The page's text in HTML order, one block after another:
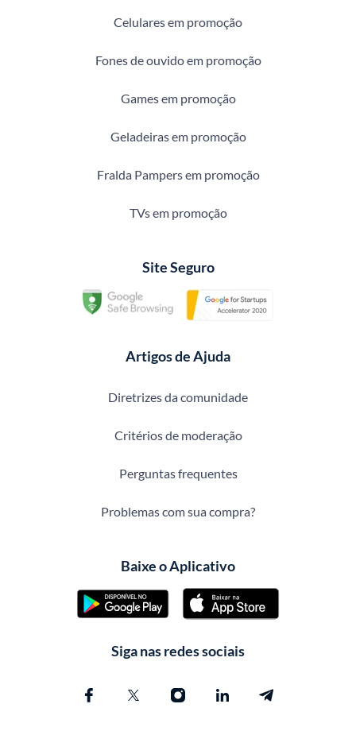
Celulares em promoção
Fones de ouvido em promoção
Games em promoção
Geladeiras em promoção
Fralda Pampers em promoção
TVs em promoção
Site Seguro
Artigos de Ajuda
Diretrizes da comunidade
Critérios de moderação
Perguntas frequentes
Problemas com sua compra?
Baixe o Aplicativo
Siga nas redes sociais